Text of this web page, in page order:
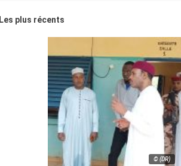
Les plus récents
© (DR)